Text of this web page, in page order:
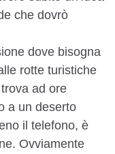
che dovrò
dove bisogna
rotte turistiche
ad ore
a un deserto
il telefono, è
Ovviamente